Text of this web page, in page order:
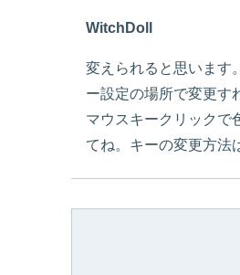
WitchDoll
変えられると思います
ー設定の場所で変更す
マウスキークリックで
てね。キーの変更方法